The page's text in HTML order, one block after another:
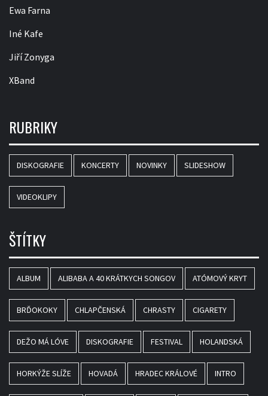
Ewa Farna
Iné Kafe
Jiří Zonyga
XBand
RUBRIKY
DISKOGRAFIE KONCERTY NOVINKY SLIDESHOW
VIDEOKLIPY
ŠTÍTKY
ALBUM ALIBABA A 40 KRÁTKYCH SONGOV ATÓMOVÝ KRYT
BRĎOKOKY CHLAPČENSKÁ CHRASTY CIGARETY
DEŽO MÁ LÓVE DISKOGRAFIE FESTIVAL HOLANDSKÁ
HORKÝŽE SLÍŽE HOVADÁ HRADEC KRÁLOVÉ INTRO